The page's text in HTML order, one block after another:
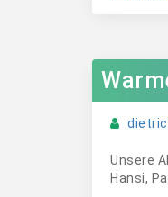
Unsere
Hansi,